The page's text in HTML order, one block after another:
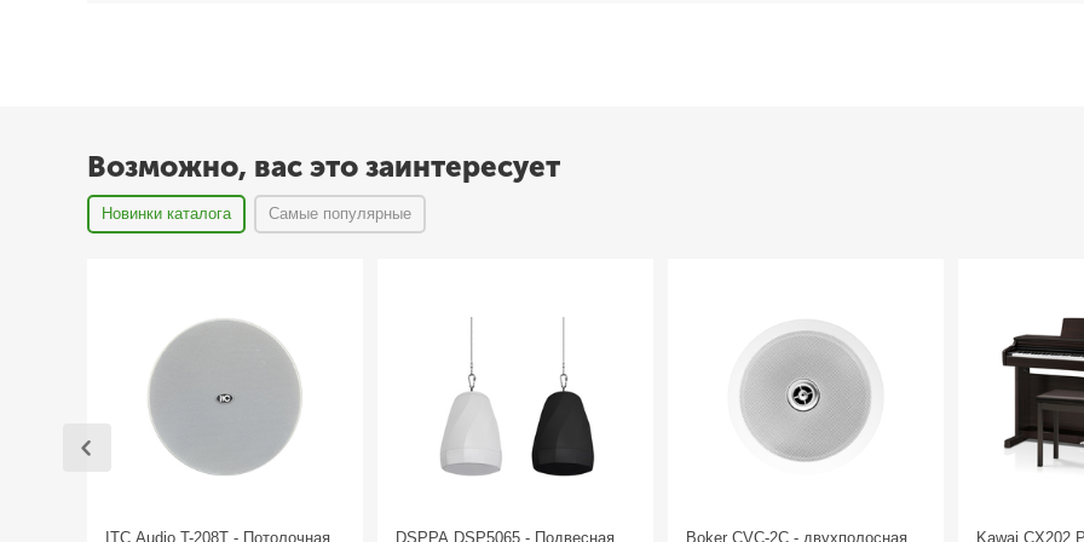
Возможно, вас это заинтересует
Новинки каталога Самые популярные
ITC Audio T-208T - Потолочная DSPPA DSP5065 - Подвесная Boker CVC-2C - двухполосная Kawai CX202